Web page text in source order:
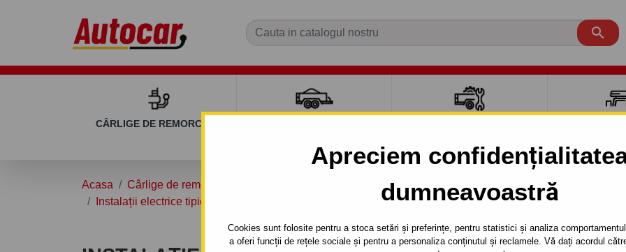
Apreciem
dumneavoastră
Cookies sunt folosite pentru a stoca setări și preferințe, pentru statistici și analiza
a oferi funcții de rețele sociale și pentru a personaliza conținutul și reclamele. Vă dați acordul

CÂRLIGE DE REMORCARE
Acasa Cârlige de remorcare Accesorii și piese de schimb pentru cârlige de remorcare
Kituri electrice
Instalații electrice tipice pentru cârlige de remorcare
Instalații electrice speciale JAGER Instalație